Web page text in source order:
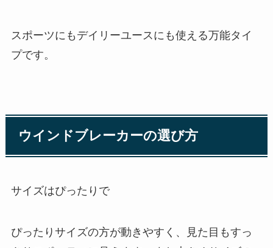
スポーツにもデイリーユースにも使える万能タイ
プです。
ウインドブレーカーの選び方
サイズはぴったりで
ぴったりサイズの方が動きやすく、見た目もすっ